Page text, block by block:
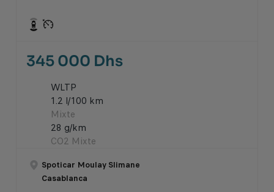
345 000 Dhs
WLTP
1.2 l/100 km
Mixte
28 g/km
CO2 Mixte
Spoticar Moulay Slimane
Casablanca